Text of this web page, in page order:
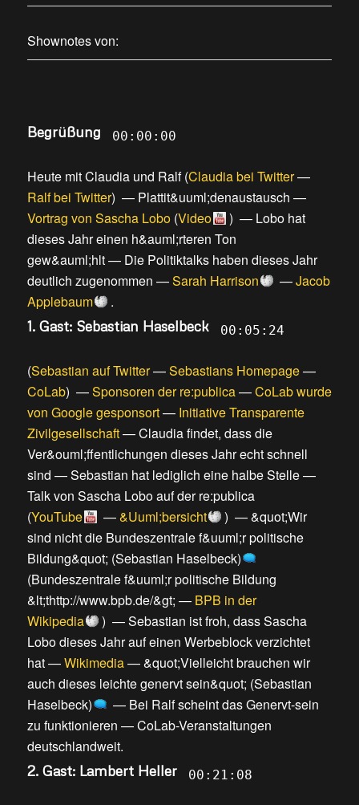
Shownotes von:
Begrüßung 00:00:00
Heute mit Claudia und Ralf(Claudia bei Twitter—
Ralf bei Twitter) — Plattit&uuml;denaustausch —
Vortrag von Sascha Lobo(Video ) — Lobo hat
dieses Jahr einen h&auml;rteren Ton
gew&auml;hlt— Die Politiktalks haben dieses Jahr
deutlich zugenommen —Sarah Harrison —Jacob
Applebaum
.
1. Gast: Sebastian Haselbeck 00:05:24
(Sebastian auf Twitter—Sebastians Homepage—
CoLab) —Sponsoren der re:publica—CoLab wurde
von Google gesponsort— Initiative Transparente
Zivilgesellschaft—Claudia findet, dass die
Ver&ouml;ffentlichungen dieses Jahr echt schnell
sind —Sebastian hat lediglich eine halbe Stelle—
Talk von Sascha Lobo auf der re:publica
(YouTube —&Uuml;bersicht ) —&quot;Wir
sind nicht die Bundeszentrale f&uuml;r politische
Bildung&quot; (Sebastian Haselbeck)
(Bundeszentrale f&uuml;r politische Bildung
&lt;thttp://www.bpb.de/&gt; — BPB in der
Wikipedia
) —Sebastian ist froh, dass Sascha
Lobo dieses Jahr auf einen Werbeblock verzichtet
hat—Wikimedia—&quot;Vielleicht brauchen wir
auch dieses leichte genervt sein&quot; (Sebastian
Haselbeck)
— Bei Ralf scheint das Genervt-sein
zu funktionieren —CoLab-Veranstaltungen
deutschlandweit.
2. Gast: Lambert Heller 00:21:08